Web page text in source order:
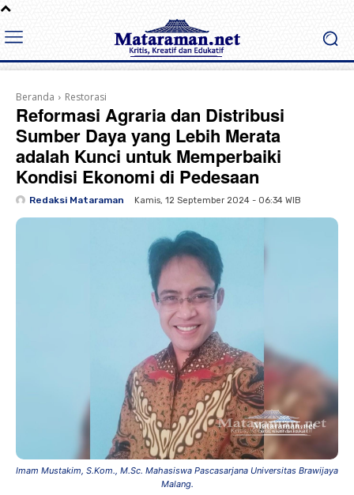
Beranda Restorasi
Reformasi Agraria dan Distribusi
Sumber Daya yang Lebih Merata
adalah Kunci untuk Memperbaiki
Kondisi Ekonomi di Pedesaan
Redaksi Mataraman Kamis, 12 September 2024 - 06:34 WIB
Imam Mustakim, S.Kom., M.Sc. Mahasiswa Pascasarjana Universitas Brawijaya
Malang.